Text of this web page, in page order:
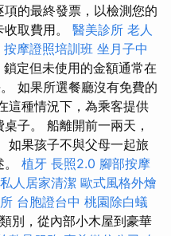
的最終發票，以檢測您的
取費用。 醫美診所 老人
按摩證照培訓班 坐月子中
鎖定但未使用的金額通常在
如果所選餐廳沒有免費的
這種情況下，為乘客提供
子。 船離開前一兩天，
如果孩子不與父母一起旅
植牙 長照2.0 腳部按摩
私人居家清潔 歐式風格外燴
台胞證台中 桃園除白蟻
別，從內部小木屋到豪華